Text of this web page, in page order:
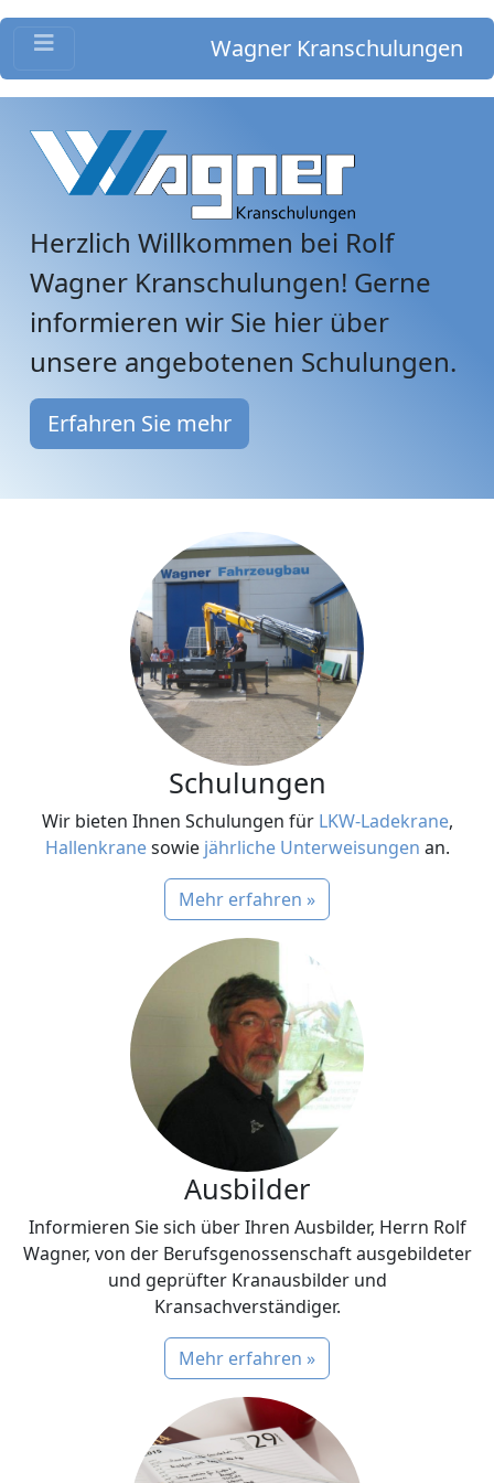
Wagner Kranschulungen
Herzlich Willkommen bei Rolf
Wagner Kranschulungen! Gerne
informieren wir Sie hier über
unsere angebotenen Schulungen.
Erfahren Sie mehr
Schulungen
Wir bieten Ihnen Schulungen für LKW-Ladekrane,
Hallenkranesowie jährliche Unterweisungen an.
Mehr erfahren »
Ausbilder
Informieren Sie sich über Ihren Ausbilder, Herrn Rolf
Wagner, von der Berufsgenossenschaft ausgebildeter
und geprüfter Kranausbilder und
Kransachverständiger.
Mehr erfahren »